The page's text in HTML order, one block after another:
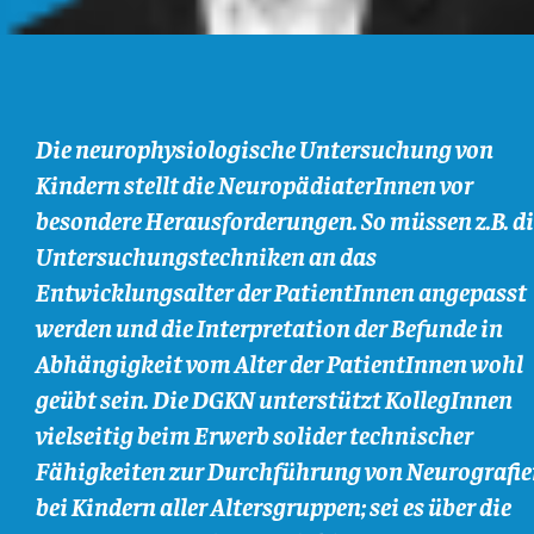
Die neurophysiologische Untersuchung von
Kindern stellt die NeuropädiaterInnen vor
besondere Herausforderungen. So müssen z.B.
Untersuchungstechniken an das
Entwicklungsalter der PatientInnen angepasst
werden und die Interpretation der Befunde in
Abhängigkeit vom Alter der PatientInnen wohl
geübt sein. Die DGKN unterstützt KollegInnen
vielseitig beim Erwerb solider technischer
Fähigkeiten zur Durchführung von
bei Kindern aller Altersgruppen; sei es über die